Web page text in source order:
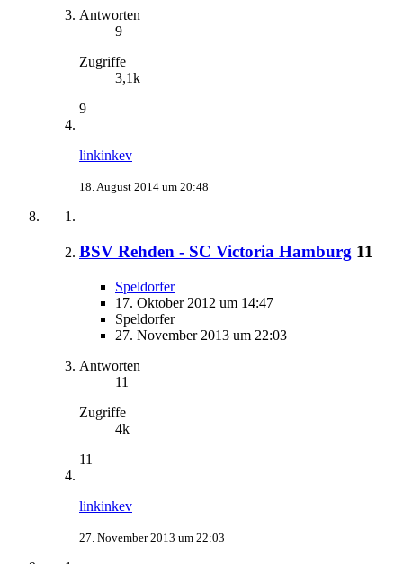
Antworten
9
Zugriffe
3,1k
9
linkinkev
18. August 2014 um 20:48
BSV Rehden - SC Victoria Hamburg 11
Speldorfer
17. Oktober 2012 um 14:47
Speldorfer
27. November 2013 um 22:03
Antworten
11
Zugriffe
4k
11
linkinkev
27. November 2013 um 22:03